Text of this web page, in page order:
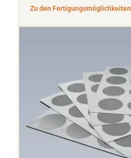
Zu den Fertigungsmöglichkeiten